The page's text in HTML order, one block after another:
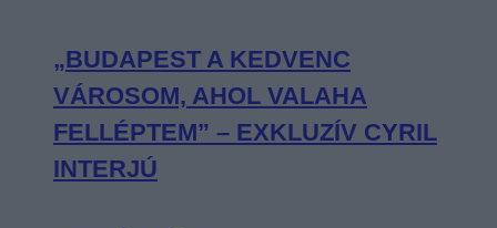
„BUDAPEST A KEDVENC
VÁROSOM, AHOL VALAHA
FELLÉPTEM” – EXKLUZÍV CYRIL
INTERJÚ